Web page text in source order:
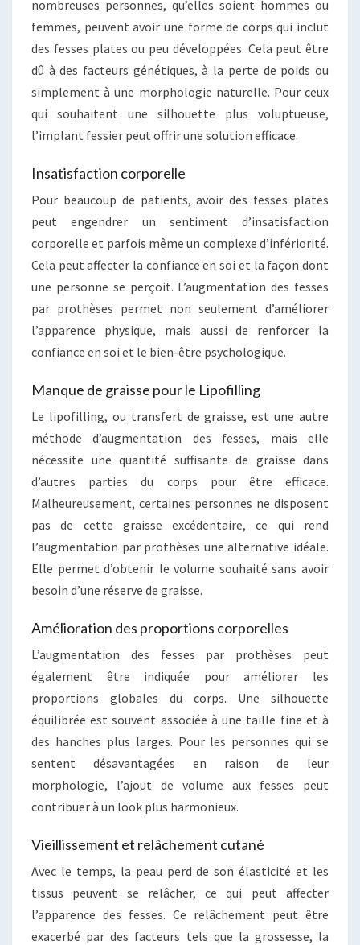
nombreuses personnes, qu’elles soient hommes ou
femmes, peuvent avoir une forme de corps qui inclut
des fesses plates ou peu développées. Cela peut être
dû à des facteurs génétiques, à la perte de poids ou
simplement à une morphologie naturelle. Pour ceux
qui souhaitent une silhouette plus voluptueuse,
l’implant fessier peut offrir une solution efficace.
Insatisfaction corporelle
Pour beaucoup de patients, avoir des fesses plates
peut engendrer un sentiment d’insatisfaction
corporelle et parfois même un complexe d’infériorité.
Cela peut affecter la confiance en soi et la façon dont
une personne se perçoit. L’augmentation des fesses
par prothèses permet non seulement d’améliorer
l’apparence physique, mais aussi de renforcer la
confiance en soi et le bien-être psychologique.
Manque de graisse pour le Lipofilling
Le lipofilling, ou transfert de graisse, est une autre
méthode d’augmentation des fesses, mais elle
nécessite une quantité suffisante de graisse dans
d’autres parties du corps pour être efficace.
Malheureusement, certaines personnes ne disposent
pas de cette graisse excédentaire, ce qui rend
l’augmentation par prothèses une alternative idéale.
Elle permet d’obtenir le volume souhaité sans avoir
besoin d’une réserve de graisse.
Amélioration des proportions corporelles
L’augmentation des fesses par prothèses peut
également être indiquée pour améliorer les
proportions globales du corps. Une silhouette
équilibrée est souvent associée à une taille fine et à
des hanches plus larges. Pour les personnes qui se
sentent désavantagées en raison de leur
morphologie, l’ajout de volume aux fesses peut
contribuer à un look plus harmonieux.
Vieillissement et relâchement cutané
Avec le temps, la peau perd de son élasticité et les
tissus peuvent se relâcher, ce qui peut affecter
l’apparence des fesses. Ce relâchement peut être
exacerbé par des facteurs tels que la grossesse, la